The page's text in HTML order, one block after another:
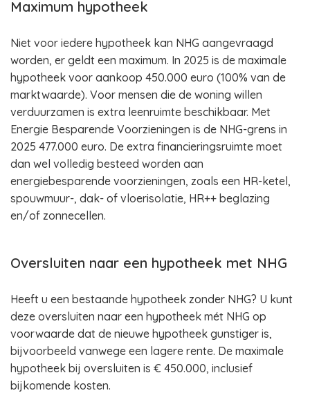
Maximum hypotheek
Niet voor iedere hypotheek kan NHG aangevraagd
worden, er geldt een maximum. In 2025 is de maximale
hypotheek voor aankoop 450.000 euro (100% van de
marktwaarde). Voor mensen die de woning willen
verduurzamen is extra leenruimte beschikbaar. Met
Energie Besparende Voorzieningen is de NHG-grens in
2025 477.000 euro. De extra financieringsruimte moet
dan wel volledig besteed worden aan
energiebesparende voorzieningen, zoals een HR-ketel,
spouwmuur-, dak- of vloerisolatie, HR++ beglazing
en/of zonnecellen.
Oversluiten naar een hypotheek met NHG
Heeft u een bestaande hypotheek zonder NHG? U kunt
deze oversluiten naar een hypotheek mét NHG op
voorwaarde dat de nieuwe hypotheek gunstiger is,
bijvoorbeeld vanwege een lagere rente. De maximale
hypotheek bij oversluiten is € 450.000, inclusief
bijkomende kosten.